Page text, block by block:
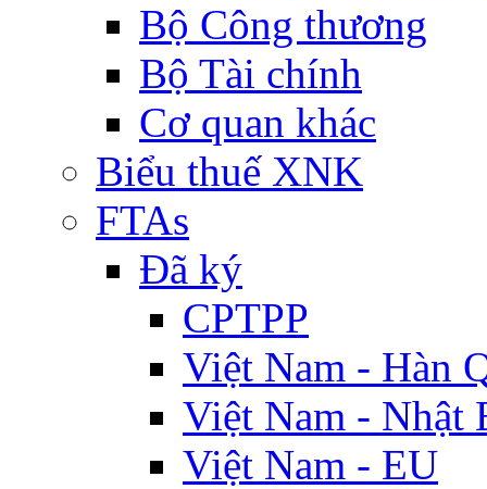
Bộ Công thương
Bộ Tài chính
Cơ quan khác
Biểu thuế XNK
FTAs
Đã ký
CPTPP
Việt Nam - Hàn
Việt Nam - Nhật
Việt Nam - EU